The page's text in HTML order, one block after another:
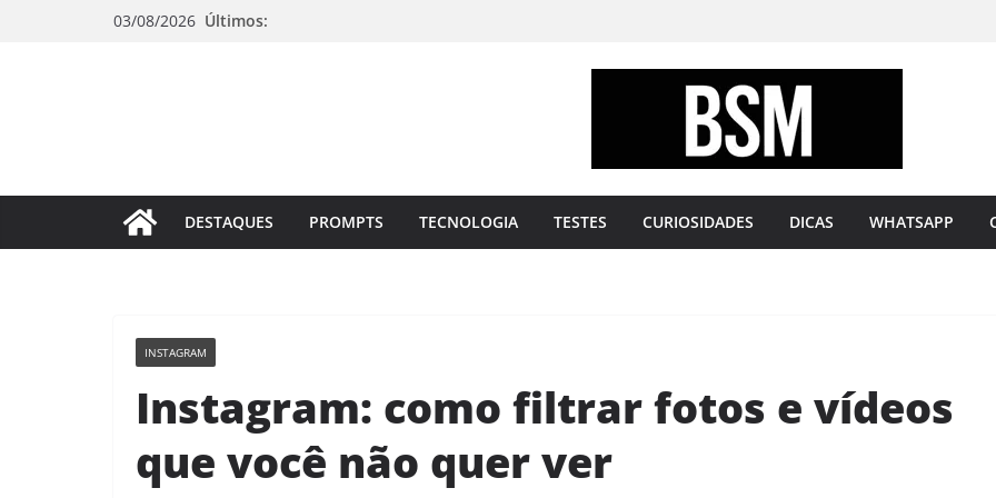
03/08/2026 Últimos:
sua
Mente
DESTAQUES PROMPTS TECNOLOGIA TESTES CURIOSIDADES DICAS WHATSAPP
INSTAGRAM
Instagram: como filtrar fotos e vídeos
que você não quer ver